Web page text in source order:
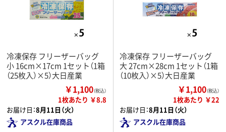
冷凍保存 フリーザーバッグ
小 16cm×17cm 1セット（1箱
（25枚入）×5）大日産業
￥1,100（税込）
1枚あたり ￥8.8
お届け日：8月11日（火）
アスクル在庫商品
冷凍保存 フリーザーバッグ
大 27cm×28cm 1セット（1箱
（10枚入）×5）大日産業
￥1,100（税込）
1枚あたり ￥22
お届け日：8月11日（火）
アスクル在庫商品